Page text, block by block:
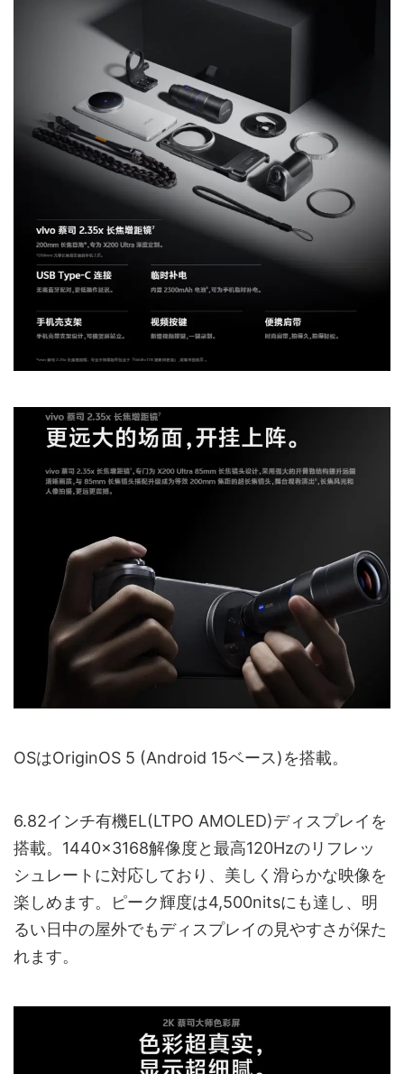
OSはOriginOS 5 (Android 15ベース)を搭載。
6.82インチ有機EL(LTPO AMOLED)ディスプレイを
搭載。1440×3168解像度と最高120Hzのリフレッ
シュレートに対応しており、美しく滑らかな映像を
楽しめます。ピーク輝度は4,500nitsにも達し、明
るい日中の屋外でもディスプレイの見やすさが保た
れます。